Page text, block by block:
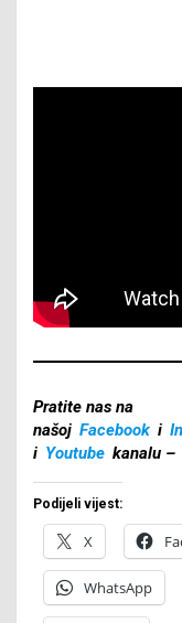
Pratite nas na
našoj Facebook i
i Youtube kanalu –
Podijeli vijest:
X
WhatsApp